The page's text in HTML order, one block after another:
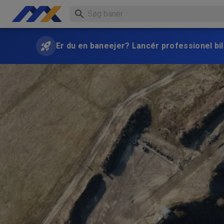
Er du en baneejer? Lancér professionel